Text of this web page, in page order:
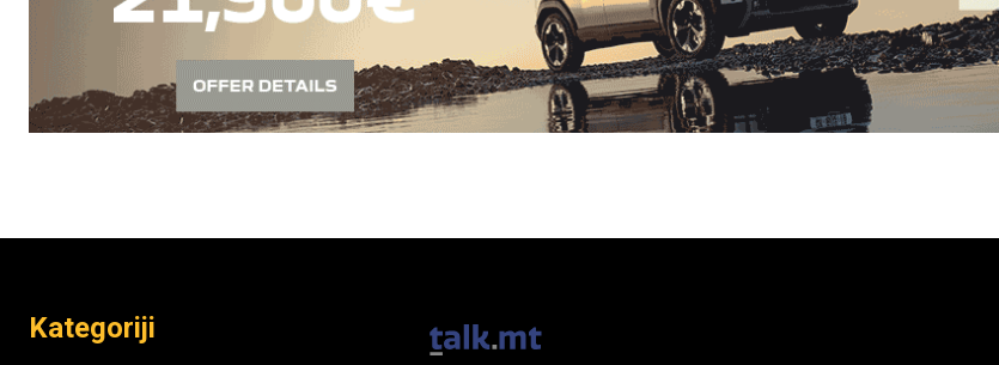
Kategoriji